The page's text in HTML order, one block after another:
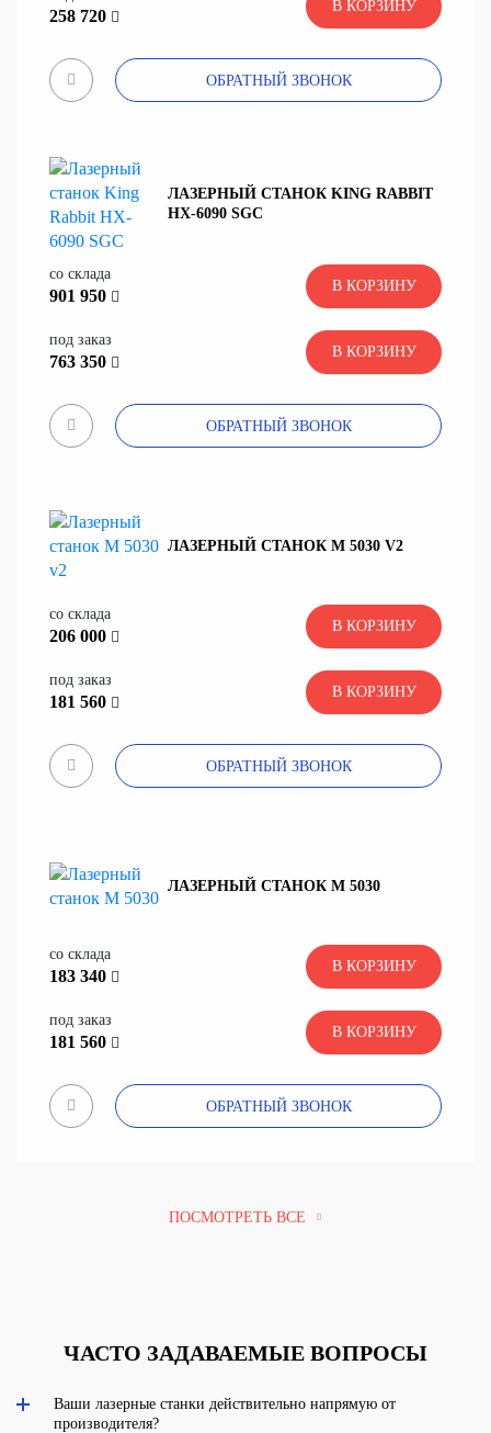
258 720
В КОРЗИНУ
ОБРАТНЫЙ ЗВОНОК
ЛАЗЕРНЫЙ СТАНОК KING RABBIT
HX-6090 SGC
со склада
901 950
В КОРЗИНУ
под заказ
763 350
В КОРЗИНУ
ОБРАТНЫЙ ЗВОНОК
ЛАЗЕРНЫЙ СТАНОК M 5030 V2
со склада
206 000
В КОРЗИНУ
под заказ
181 560
В КОРЗИНУ
ОБРАТНЫЙ ЗВОНОК
ЛАЗЕРНЫЙ СТАНОК M 5030
со склада
183 340
В КОРЗИНУ
под заказ
181 560
В КОРЗИНУ
ОБРАТНЫЙ ЗВОНОК
ПОСМОТРЕТЬ ВСЕ
ЧАСТО ЗАДАВАЕМЫЕ ВОПРОСЫ
Ваши лазерные станки действительно напрямую от
производителя?